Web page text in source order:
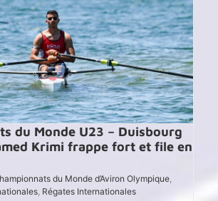
Les
à
Oeiras
du Monde U23 – Duisbourg
Krimi frappe fort et file en
du Monde d’Aviron Olympique,
, Régates Internationales